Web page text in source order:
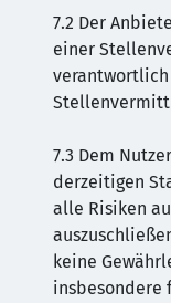
7.2 Der
einer
7.3 Dem
derzeitigen
alle Risiken
keine
insbesondere